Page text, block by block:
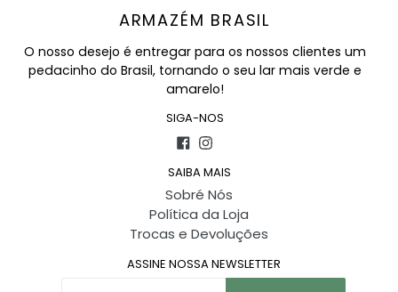
ARMAZÉM BRASIL
O nosso desejo é entregar para os nossos clientes um
pedacinho do Brasil, tornando o seu lar mais verde e
amarelo!
SIGA-NOS
Facebook
Instagram
SAIBA MAIS
Sobré Nós
Política da Loja
Trocas e Devoluções
ASSINE NOSSA NEWSLETTER